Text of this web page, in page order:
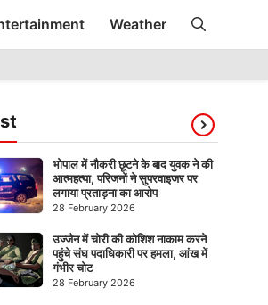
Weather
भोपाल में नौकरी छूटने के बाद युवक ने की
आत्महत्या, परिजनों ने सुपरवाइजर पर
लगाया प्रताड़ना का आरोप
28 February 2026
उज्जैन में चोरी की कोशिश नाकाम करने
पहुंचे संघ पदाधिकारी पर हमला, आंख में
गंभीर चोट
28 February 2026